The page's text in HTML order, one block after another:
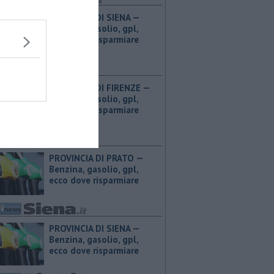
PROVINCIA DI SIENA — ​
Benzina, gasolio, gpl,
ecco dove risparmiare
PROVINCIA DI FIRENZE — ​
Benzina, gasolio, gpl,
ecco dove risparmiare
PROVINCIA DI PRATO — ​
Benzina, gasolio, gpl,
ecco dove risparmiare
PROVINCIA DI SIENA — ​
Benzina, gasolio, gpl,
ecco dove risparmiare